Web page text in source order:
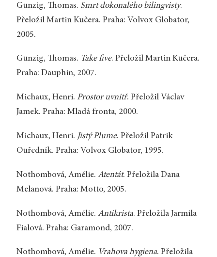
Gunzig, Thomas. Smrt dokonalého bilingvisty.
Přeložil Martin Kučera. Praha: Volvox Globator,
2005.
Gunzig, Thomas. Take five. Přeložil Martin Kučera.
Praha: Dauphin, 2007.
Michaux, Henri. Prostor uvnitř. Přeložil Václav
Jamek. Praha: Mladá fronta, 2000.
Michaux, Henri. Jistý Plume. Přeložil Patrik
Ouředník. Praha: Volvox Globator, 1995.
Nothombová, Amélie. Atentát. Přeložila Dana
Melanová. Praha: Motto, 2005.
Nothombová, Amélie. Antikrista. Přeložila Jarmila
Fialová. Praha: Garamond, 2007.
Nothombová, Amélie. Vrahova hygiena. Přeložila